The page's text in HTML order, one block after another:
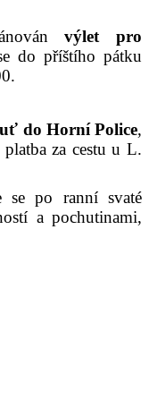
výlet pro
do příštího pátku
do Horní Police,
za cestu u L.
se po ranní svaté
a pochutinami,